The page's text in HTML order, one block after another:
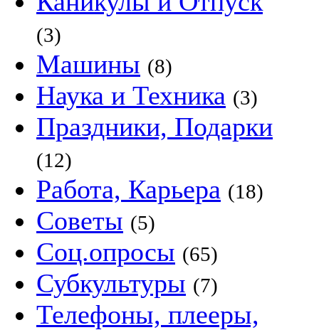
(3)
Машины (8)
Наука и Техника (3)
Праздники, Подарки
(12)
Работа, Карьера (18)
Советы (5)
Соц.опросы (65)
Субкультуры (7)
Телефоны, плееры,